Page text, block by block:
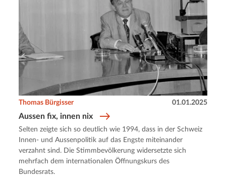
Aussen fix, innen nix
Thomas Bürgisser 01.01.2025
Selten zeigte sich so deutlich wie 1994, dass in der Schweiz
Innen- und Aussenpolitik auf das Engste miteinander
verzahnt sind. Die Stimmbevölkerung widersetzte sich
mehrfach dem internationalen Öffnungskurs des
Bundesrats.